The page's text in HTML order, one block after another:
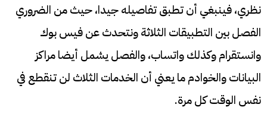
نظري، فينبغي أن تطبق تفاصيله جيدا، حيث من الضروري
الفصل بين التطبيقات الثلاثة ونتحدث عن فيس بوك
وانستقرام وكذلك واتساب، والفصل يشمل أيضا مراكز
البيانات والخوادم ما يعني أن الخدمات الثلاث لن تنقطع في
نفس الوقت كل مرة.